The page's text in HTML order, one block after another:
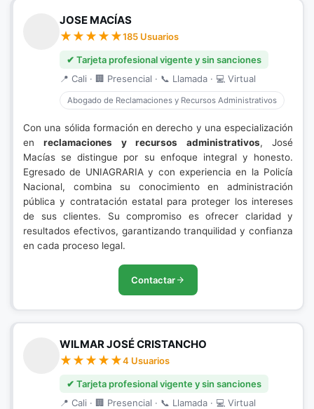
JOSE MACÍAS
185 Usuarios
✔ Tarjeta profesional vigente y sin sanciones
📍 Cali · 🏢 Presencial · 📞 Llamada · 💻 Virtual
Abogado de Reclamaciones y Recursos Administrativos
Con una sólida formación en derecho y una especialización
enreclamaciones y recursos administrativos, José
Macías se distingue por su enfoque integral y honesto.
Egresado de UNIAGRARIA y con experiencia en la Policía
Nacional, combina su conocimiento en administración
pública y contratación estatal para proteger los intereses
de sus clientes. Su compromiso es ofrecer claridad y
resultados efectivos, garantizando tranquilidad y confianza
en cada proceso legal.
Contactar
WILMAR JOSÉ CRISTANCHO
4 Usuarios
✔ Tarjeta profesional vigente y sin sanciones
📍 Cali · 🏢 Presencial · 📞 Llamada · 💻 Virtual